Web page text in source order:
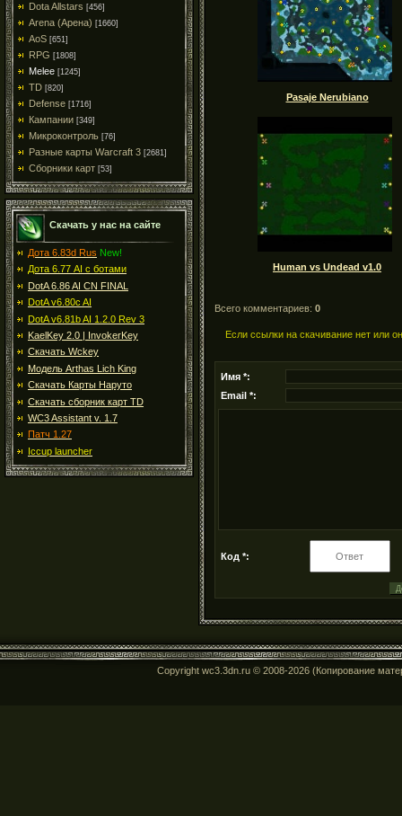
Dota Allstars [456]
Arena (Арена) [1660]
AoS [651]
RPG [1808]
Melee [1245]
TD [820]
Defense [1716]
Кампании [349]
Микроконтроль [76]
Разные карты Warcraft 3 [2681]
Сборники карт [53]
Скачать у нас на сайте
Дота 6.83d Rus New!
Дота 6.77 AI с ботами
DotA 6.86 AI CN FINAL
DotA v6.80c AI
DotA v6.81b AI 1.2.0 Rev 3
KaelKey 2.0 | InvokerKey
Скачать Wckey
Модель Arthas Lich King
Скачать Карты Наруто
Скачать сборник карт TD
WC3 Assistant v. 1.7
Патч 1.27
Iccup launcher
Pasaje Nerubiano
Human vs Undead v1.0
Всего комментариев: 0
Если ссылки на скачивание нет или
Имя *:
Email *:
Код *:
Copyright wc3.3dn.ru © 2008-2026 (Копирование